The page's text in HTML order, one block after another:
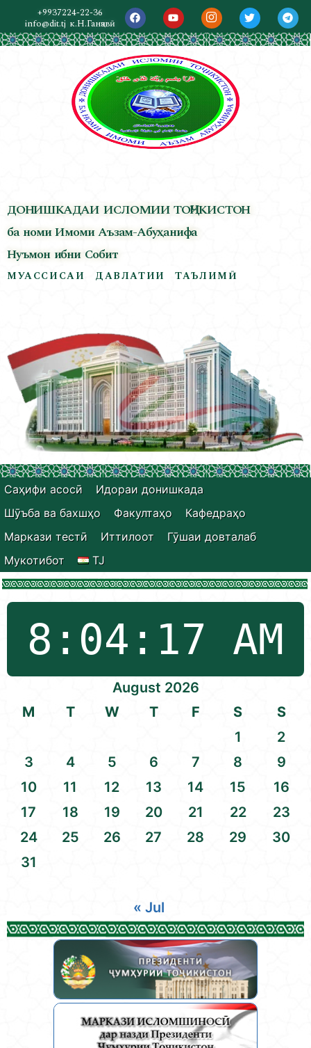
+9937224-22-36
info@dit.tj к.Н.Ганҷавӣ
ДОНИШКАДАИ ИСЛОМИИ ТОҶИКИСТОН
ба номи Имоми Аъзам-Абуҳанифа
Нуъмон ибни Собит
МУАССИСАИ ДАВЛАТИИ ТАЪЛИМӢ
Саҳифи асосӣ
Идораи донишкада
Шӯъба ва бахшҳо
Факултаҳо
Кафедраҳо
Маркази тестӣ
Иттилоот
Гӯшаи довталаб
Мукотибот
TJ
August 2026
M
T W T F S
S
1
2
3
4 5 6 7 8
9
10
11 12 13 14 15
16
17
18 19 20 21 22
23
24
25 26 27 28 29
30
31
« Jul